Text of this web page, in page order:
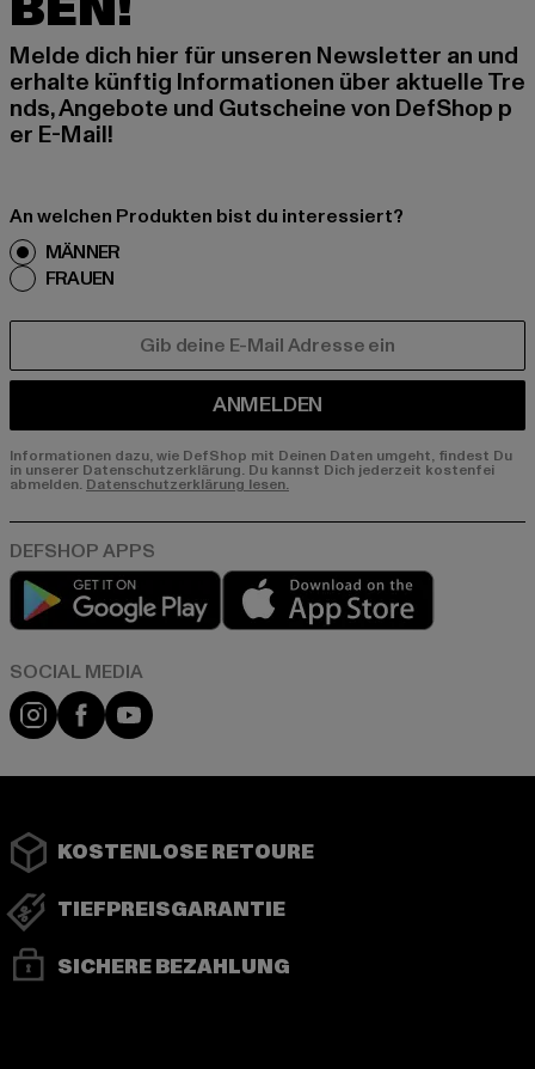
Melde dich hier für unseren Newsletter an und
erhalte künftig Informationen über aktuelle Tre
nds, Angebote und Gutscheine von DefShop p
er E-Mail!
An welchen Produkten bist du interessiert?
MÄNNER
FRAUEN
ANMELDEN
Informationen dazu, wie DefShop mit Deinen Daten umgeht, findest Du
in unserer Datenschutzerklärung. Du kannst Dich jederzeit kostenfei
abmelden. Datenschutzerklärung lesen.
Play market
Instagram
FacebookYouTube
KOSTENLOSE RETOURE
TIEFPREISGARANTIE
SICHERE BEZAHLUNG